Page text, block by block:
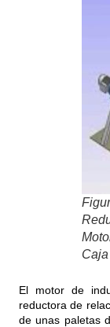
El motor de
reductora de
de unas paletas